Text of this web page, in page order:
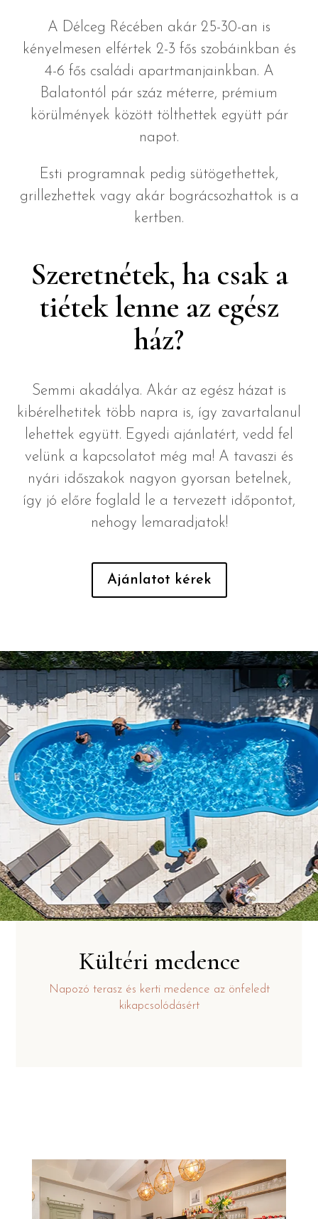
A Délceg Récében akár 25-30-an is
kényelmesen elfértek 2-3 fős szobáinkban és
4-6 fős családi apartmanjainkban. A
Balatontól pár száz méterre, prémium
körülmények között tölthettek együtt pár
napot.
Esti programnak pedig sütögethettek,
grillezhettek vagy akár bográcsozhattok is a
kertben.
Szeretnétek, ha csak a
tiétek lenne az egész
ház?
Semmi akadálya. Akár az egész házat is
kibérelhetitek több napra is, így zavartalanul
lehettek együtt. Egyedi ajánlatért, vedd fel
velünk a kapcsolatot még ma! A tavaszi és
nyári időszakok nagyon gyorsan betelnek,
így jó előre foglald le a tervezett időpontot,
nehogy lemaradjatok!
Ajánlatot kérek
Kültéri medence
Napozó terasz és kerti medence az önfeledt
kikapcsolódásért